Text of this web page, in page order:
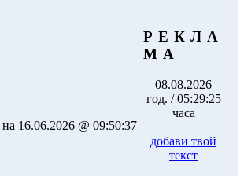
на 16.06.2026 @ 09:50:37
Р Е К Л А
М А
08.08.2026
год. / 05:29:25
часа
добави твой
текст